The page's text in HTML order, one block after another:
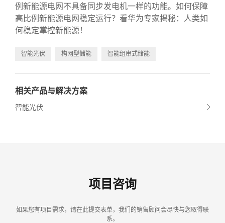
例新能源电网不具备同步发电机一样的功能。如何保障
高比例新能源电网稳定运行？看华为专家揭秘：人类如
何稳定掌控新能源！
智能光伏 构网型储能 智能组串式储能
相关产品与解决方案
智能光伏
项目咨询
如果您有项目需求，请在此提交表单，我们的销售顾问会尽快与您取得联
系。